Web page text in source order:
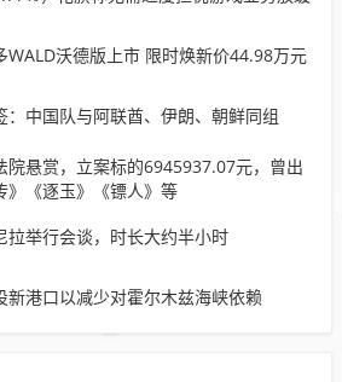
WALD沃德版上市 限时焕新价44.98万元
：中国队与阿联酋、伊朗、朝鲜同组
院悬赏，立案标的6945937.07元，曾出
》《逐玉》《镖人》等
拉举行会谈，时长大约半小时
新港口以减少对霍尔木兹海峡依赖